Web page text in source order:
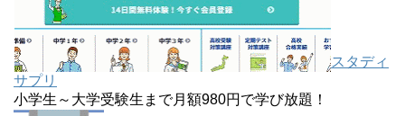
スタディ
サプリ
小学生～大学受験生まで月額980円で学び放題！